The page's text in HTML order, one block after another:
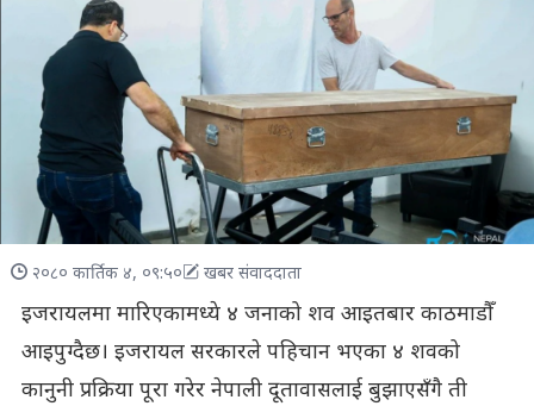
२०८० कार्तिक ४, ०९:५० खबर संवाददाता
इजरायलमा मारिएकामध्ये ४ जनाको शव आइतबार काठमाडौँ
आइपुग्दैछ। इजरायल सरकारले पहिचान भएका ४ शवको
कानुनी प्रक्रिया पूरा गरेर नेपाली दूतावासलाई बुझाएसँगै ती